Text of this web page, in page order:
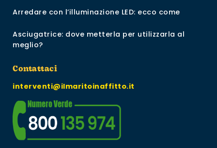
Arredare con l’illuminazione LED: ecco come
Asciugatrice: dove metterla per utilizzarla al
meglio?
Contattaci
interventi@ilmaritoinaffitto.it